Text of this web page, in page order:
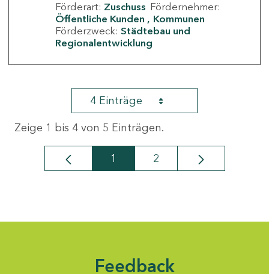
Förderart: Zuschuss Fördernehmer:
Öffentliche Kunden
Kommunen
Förderzweck: Städtebau und
Regionalentwicklung
4 Einträge
Zeige 1 bis 4 von 5 Einträgen.
Seite
1 Seite
2
Feedback